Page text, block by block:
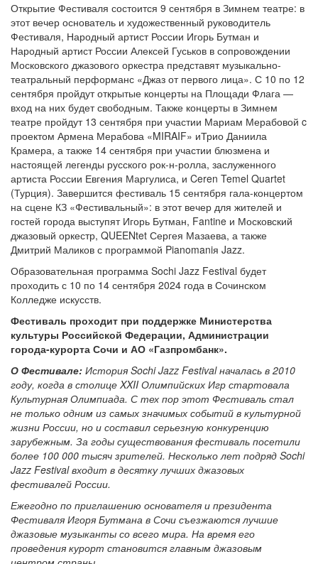
Открытие Фестиваля состоится 9 сентября в Зимнем театре: в
этот вечер основатель и художественный руководитель
Фестиваля, Народный артист России Игорь Бутман и
Народный артист России Алексей Гуськов в сопровождении
Московского джазового оркестра представят музыкально-
театральный перформанс «Джаз от первого лица». С 10 по 12
сентября пройдут открытые концерты на Площади Флага —
вход на них будет свободным. Также концерты в Зимнем
театре пройдут 13 сентября при участии Мариам Мерабовой c
проектом Армена Мерабова «MIRAIF» иТрио Даниила
Крамера, а также 14 сентября при участии блюзмена и
настоящей легенды русского рок-н-ролла, заслуженного
артиста России Евгения Маргулиса, и Ceren Temel Quartet
(Турция). Завершится фестиваль 15 сентября гала-концертом
на сцене КЗ «Фестивальный»: в этот вечер для жителей и
гостей города выступят Игорь Бутман, Fantine и Московский
джазовый оркестр, QUEENtet Сергея Мазаева, а также
Дмитрий Маликов с программой Pianomaniя Jazz.
Образовательная программа Sochi Jazz Festival будет
проходить с 10 по 14 сентября 2024 года в Сочинском
Колледже искусств.
Фестиваль проходит при поддержке Министерства
культуры Российской Федерации, Администрации
города-курорта Сочи и АО «Газпромбанк».
О Фестивале: История Sochi Jazz Festival началась в 2010
году, когда в столице XXII Олимпийских Игр стартовала
Культурная Олимпиада. С тех пор этот Фестиваль стал
не только одним из самых значимых событий в культурной
жизни России, но и составил серьезную конкуренцию
зарубежным. За годы существования фестиваль посетили
более 100 000 тысяч зрителей. Несколько лет подряд Sochi
Jazz Festival входит в десятку лучших джазовых
фестивалей России.
Ежегодно по приглашению основателя и президента
Фестиваля Игоря Бутмана в Сочи съезжаются лучшие
джазовые музыканты со всего мира. На время его
проведения курорт становится главным джазовым